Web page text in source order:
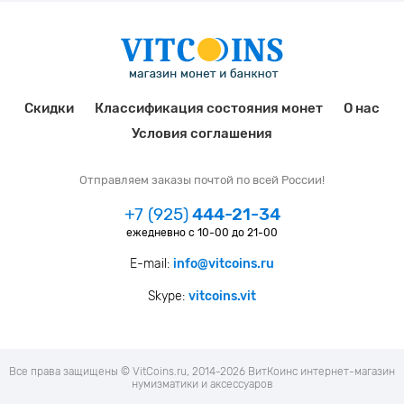
Скидки Классификация состояния монет
О нас
Условия соглашения
Отправляем заказы почтой по всей России!
+7 (925)444-21-34
ежедневно с 10-00 до 21-00
E-mail: info@vitcoins.ru
Skype: vitcoins.vit
Все права защищены © VitCoins.ru, 2014-2026 ВитКоинс интернет-магазин
нумизматики и аксессуаров